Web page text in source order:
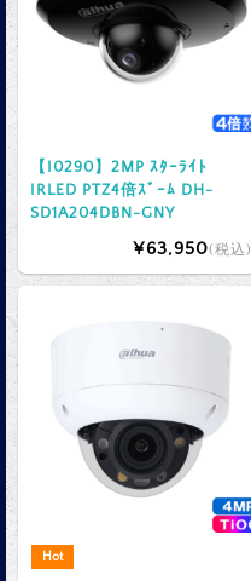
【I0290】2MP ｽﾀｰﾗｲﾄ
IRLED PTZ4倍ｽﾞｰﾑ DH-
SD1A204DBN-GNY
¥63,950(税込)
Hot